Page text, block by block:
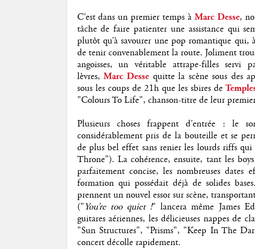
C’est dans un premier temps àMarc Desse,
tâche de faire patienter une assistance qui
plutôt qu’à savourer une pop romantique
de tenir convenablement la route. Joliment
angoisses, un véritable attrape-filles
lèvres, Marc Desse quitte la scène sous des
sous les coups de 21h que les sbires de
"Colours To Life", chanson-titre de leur
Plusieurs choses frappent d’entrée : le
considérablement pris de la bouteille et se
de plus bel effet sans renier les lourds riffs
Throne"). La cohérence, ensuite, tant les
parfaitement concise, les nombreuses dates
formation qui possédait déjà de solides
prennent un nouvel essor sur scène,
("You’re too quiet !" lancera même James
guitares aériennes, les délicieuses nappes de
"Sun Structures", "Prisms", "Keep In The
concert décolle rapidement.